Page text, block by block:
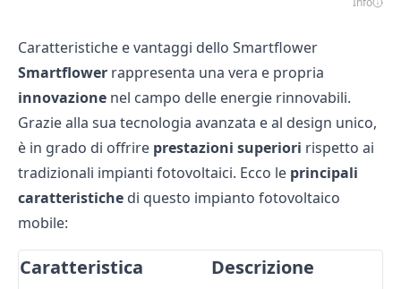
Caratteristiche e vantaggi dello Smartflower
Smartflower rappresenta una vera e propria
innovazione nel campo delle energie rinnovabili.
Grazie alla sua tecnologia avanzata e al design unico,
è in grado di offrire prestazioni superiori rispetto ai
tradizionali impianti fotovoltaici. Ecco le principali
caratteristiche di questo impianto fotovoltaico
mobile:
Caratteristica Descrizione